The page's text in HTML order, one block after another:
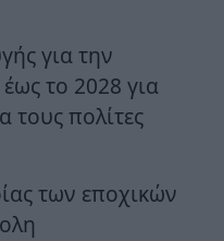
για την
το 2028 για
τους πολίτες
των εποχικών